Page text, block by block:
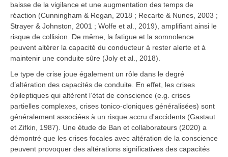
baisse de la vigilance et une augmentation des temps de
réaction (Cunningham & Regan, 2018 ; Recarte & Nunes, 2003 ;
Strayer & Johnston, 2001 ; Wolfe et al., 2019), amplifiant ainsi le
risque de collision. De même, la fatigue et la somnolence
peuvent altérer la capacité du conducteur à rester alerte et à
maintenir une conduite sûre (Joly et al., 2018).
Le type de crise joue également un rôle dans le degré
d’altération des capacités de conduite. En effet, les crises
épileptiques qui altèrent l’état de conscience (e.g. crises
partielles complexes, crises tonico-cloniques généralisées) sont
généralement associées à un risque accru d'accidents (Gastaut
et Zifkin, 1987). Une étude de Ban et collaborateurs (2020) a
démontré que les crises focales avec altération de la conscience
peuvent provoquer des altérations significatives des capacités